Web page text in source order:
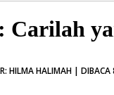
HILMA HALIMAH | DIBACA